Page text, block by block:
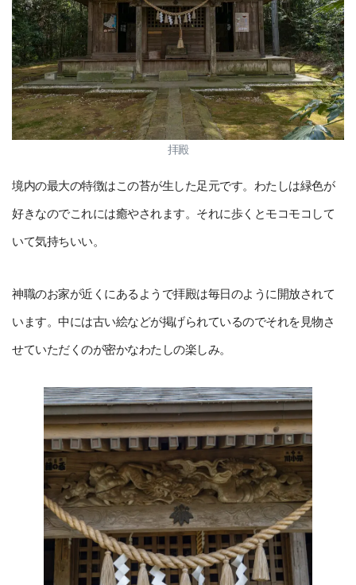
拝殿
境内の最大の特徴はこの苔が生した足元です。わたしは緑色が
好きなのでこれには癒やされます。それに歩くとモコモコして
いて気持ちいい。
神職のお家が近くにあるようで拝殿は毎日のように開放されて
います。中には古い絵などが掲げられているのでそれを見物さ
せていただくのが密かなわたしの楽しみ。